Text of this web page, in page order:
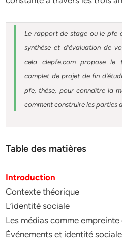
Le rapport de stage ou le pfe
synthèse et d’évaluation de
cela clepfe.com propose le
complet de projet de fin
pfe, thèse, pour connaître la
comment construire les parties
Table des matières
Introduction
Contexte théorique
L’identité sociale
Les médias comme
Événements et identité sociale